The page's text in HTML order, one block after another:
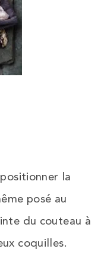
la
posé au
du couteau à
coquilles.